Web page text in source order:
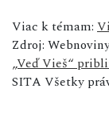
Viac k témam:
Zdroj:
„Veď Vieš“
SITA Všetky